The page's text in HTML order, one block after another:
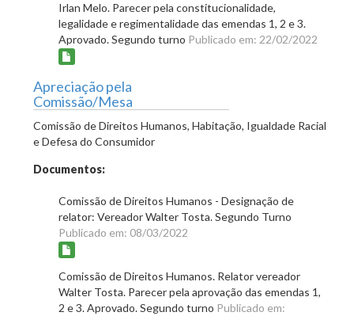
Irlan Melo. Parecer pela constitucionalidade,
legalidade e regimentalidade das emendas 1, 2 e 3.
Aprovado. Segundo turno Publicado em: 22/02/2022
Apreciação pela
Comissão/Mesa
Comissão de Direitos Humanos, Habitação, Igualdade Racial
e Defesa do Consumidor
Documentos:
Comissão de Direitos Humanos - Designação de
relator: Vereador Walter Tosta. Segundo Turno
Publicado em: 08/03/2022
Comissão de Direitos Humanos. Relator vereador
Walter Tosta. Parecer pela aprovação das emendas 1,
2 e 3. Aprovado. Segundo turno Publicado em: